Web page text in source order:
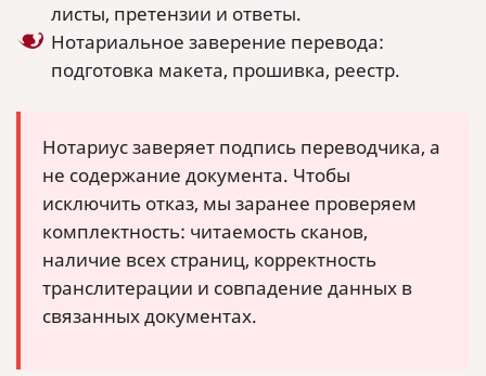
листы, претензии и ответы.
Нотариальное заверение перевода:
подготовка макета, прошивка, реестр.
Нотариус заверяет подпись переводчика, а
не содержание документа. Чтобы
исключить отказ, мы заранее проверяем
комплектность: читаемость сканов,
наличие всех страниц, корректность
транслитерации и совпадение данных в
связанных документах.